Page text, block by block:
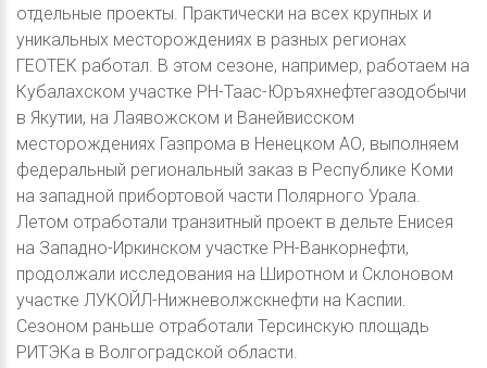
отдельные проекты. Практически на всех крупных и
уникальных месторождениях в разных регионах
ГЕОТЕК работал. В этом сезоне, например, работаем на
Кубалахском участке РН-Таас-Юръяхнефтегазодобычи
в Якутии, на Лаявожском и Ванейвисском
месторождениях Газпрома в Ненецком АО, выполняем
федеральный региональный заказ в Республике Коми
на западной прибортовой части Полярного Урала.
Летом отработали транзитный проект в дельте Енисея
на Западно-Иркинском участке РН-Ванкорнефти,
продолжали исследования на Широтном и Склоновом
участке ЛУКОЙЛ-Нижневолжскнефти на Каспии.
Сезоном раньше отработали Терсинскую площадь
РИТЭКа в Волгоградской области.